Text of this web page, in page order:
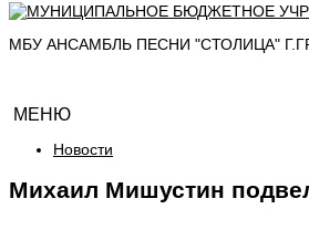
МБУ АНСАМБЛЬ ПЕСНИ "СТОЛИЦА"
МЕНЮ
Новости
Михаил Мишустин